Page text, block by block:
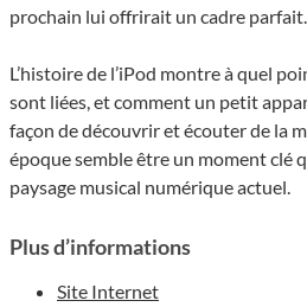
prochain lui offrirait un cadre parfait.
L’histoire de l’iPod montre à quel
sont liées, et comment un petit
façon de découvrir et écouter de la
époque semble être un moment clé
paysage musical numérique actuel.
Plus d’informations
Site Internet